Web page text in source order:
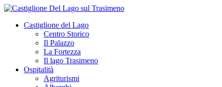
Castiglione del Lago
Centro Storico
Il Palazzo
La Fortezza
Il lago Trasimeno
Ospitalità
Agriturismi